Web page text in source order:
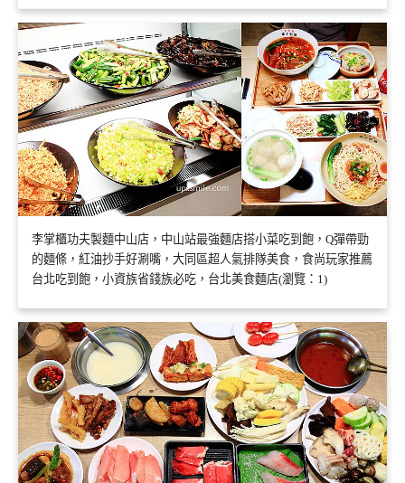
李掌櫃功夫製麵中山店，中山站最強麵店搭小菜吃到飽，Q彈帶勁
的麵條，紅油抄手好涮嘴，大同區超人氣排隊美食，食尚玩家推薦
台北吃到飽，小資族省錢族必吃，台北美食麵店(瀏覽：1)